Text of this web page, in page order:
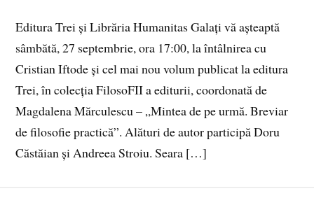
Editura Trei și Librăria Humanitas Galați vă așteaptă
sâmbătă, 27 septembrie, ora 17:00, la întâlnirea cu
Cristian Iftode și cel mai nou volum publicat la editura
Trei, în colecția FilosoFII a editurii, coordonată de
Magdalena Mărculescu – „Mintea de pe urmă. Breviar
de filosofie practică”. Alături de autor participă Doru
Căstăian și Andreea Stroiu. Seara […]